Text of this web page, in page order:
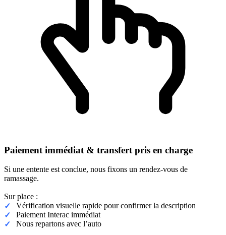
Paiement immédiat & transfert pris en charge
Si une entente est conclue, nous fixons un rendez-vous de
ramassage.
Sur place :
Vérification visuelle rapide pour confirmer la description
Paiement Interac immédiat
Nous repartons avec l’auto